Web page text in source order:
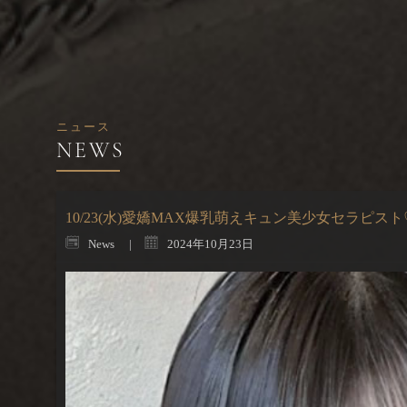
ニュース
10/23(水)愛嬌MAX爆乳萌えキュン美少女セラピス
News 2024年10月23日